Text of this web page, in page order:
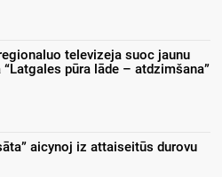
televizeja suoc jaunu
“Latgales pūra lāde – atdzimšana”
aicynoj iz attaiseitūs durovu